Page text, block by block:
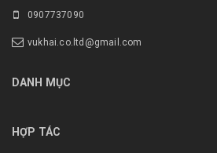
0907737090
vukhai.co.ltd@gmail.com
DANH MỤC
HỢP TÁC